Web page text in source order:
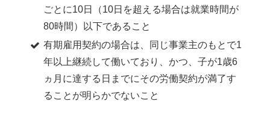
ごとに10日（10日を超える場合は就業時間が
80時間）以下であること
有期雇用契約の場合は、同じ事業主のもとで1
年以上継続して働いており、かつ、子が1歳6
ヵ月に達する日までにその労働契約が満了す
ることが明らかでないこと